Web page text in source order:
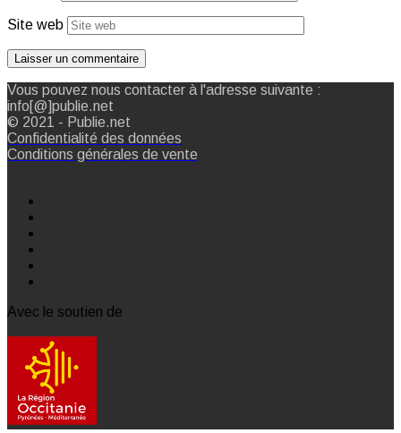
Site web
Vous pouvez nous contacter à l'adresse suivante :
info[@]publie.net
© 2021 - Publie.net
Confidentialité des données
Conditions générales de vente
Avec le soutien de